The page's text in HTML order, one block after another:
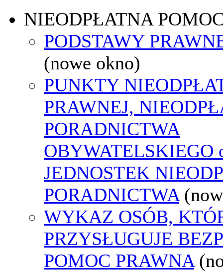
NIEODPŁATNA
PODSTAWY
(nowe okno)
PUNKTY
PRAWNEJ,
PORADNICTWA
OBYWATELSKIEGO
JEDNOSTEK
PORADNICTWA
WYKAZ OSÓB,
PRZYSŁUGUJE
POMOC PRAWNA